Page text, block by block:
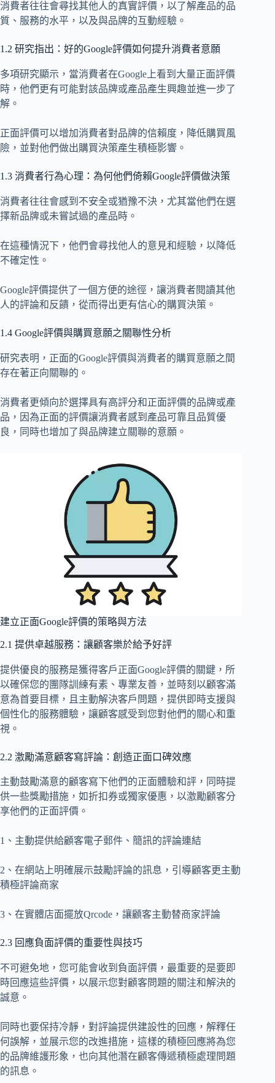
消費者往往會尋找其他人的真實評價，以了解產品的品
質、服務的水平，以及與品牌的互動經驗。
1.2 研究指出：好的Google評價如何提升消費者意願
多項研究顯示，當消費者在Google上看到大量正面評價
時，他們更有可能對該品牌或產品產生興趣並進一步了
解。
正面評價可以增加消費者對品牌的信賴度，降低購買風
險，並對他們做出購買決策產生積極影響。
1.3 消費者行為心理：為何他們倚賴Google評價做決策
消費者往往會感到不安全或猶豫不決，尤其當他們在選
擇新品牌或未嘗試過的產品時。
在這種情況下，他們會尋找他人的意見和經驗，以降低
不確定性。
Google評價提供了一個方便的途徑，讓消費者閱讀其他
人的評論和反饋，從而得出更有信心的購買決策。
1.4 Google評價與購買意願之關聯性分析
研究表明，正面的Google評價與消費者的購買意願之間
存在著正向關聯的。
消費者更傾向於選擇具有高評分和正面評價的品牌或產
品，因為正面的評價讓消費者感到產品可靠且品質優
良，同時也增加了與品牌建立關聯的意願。
建立正面Google評價的策略與方法
2.1 提供卓越服務：讓顧客樂於給予好評
提供優良的服務是獲得客戶正面Google評價的關鍵，所
以確保您的團隊訓練有素、專業友善，並時刻以顧客滿
意為首要目標，且主動解決客戶問題，提供即時支援與
個性化的服務體驗，讓顧客感受到您對他們的關心和重
視。
2.2 激勵滿意顧客寫評論：創造正面口碑效應
主動鼓勵滿意的顧客寫下他們的正面體驗和評，同時提
供一些獎勵措施，如折扣券或獨家優惠，以激勵顧客分
享他們的正面評價。
1、主動提供給顧客電子郵件、簡訊的評論連結
2、在網站上明確展示鼓勵評論的訊息，引導顧客更主動
積極評論商家
3、在實體店面擺放Qrcode，讓顧客主動替商家評論
2.3 回應負面評價的重要性與技巧
不可避免地，您可能會收到負面評價，最重要的是要即
時回應這些評價，以展示您對顧客問題的關注和解決的
誠意。
同時也要保持冷靜，對評論提供建設性的回應，解釋任
何誤解，並展示您的改進措施，這樣的積極回應將為您
的品牌維護形象，也向其他潛在顧客傳遞積極處理問題
的訊息。